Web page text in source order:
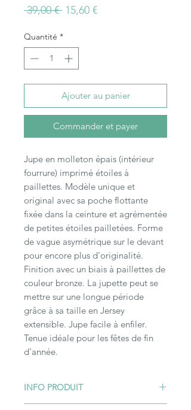
39,00 € Prix
15,60 €Prix
Quantité *
Ajouter au panier
Commander et payer
Jupe en molleton épais (intérieur
fourrure) imprimé étoiles à
paillettes. Modèle unique et
original avec sa poche flottante
fixée dans la ceinture et agrémentée
de petites étoiles pailletées. Forme
de vague asymétrique sur le devant
pour encore plus d'originalité.
Finition avec un biais à paillettes de
couleur bronze. La jupette peut se
mettre sur une longue période
grâce à sa taille en Jersey
extensible. Jupe facile à enfiler.
Tenue idéale pour les fêtes de fin
d'année.
INFO PRODUIT